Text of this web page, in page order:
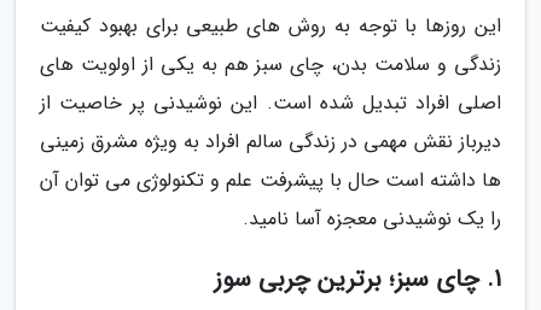
این روزها با توجه به روش های طبیعی برای بهبود کیفیت
زندگی و سلامت بدن، چای سبز هم به یکی از اولویت های
اصلی افراد تبدیل شده است. این نوشیدنی پر خاصیت از
دیرباز نقش مهمی در زندگی سالم افراد به ویژه مشرق زمینی
ها داشته است حال با پیشرفت علم و تکنولوژی می توان آن
را یک نوشیدنی معجزه آسا نامید.
1. چای سبز؛ برترین چربی سوز